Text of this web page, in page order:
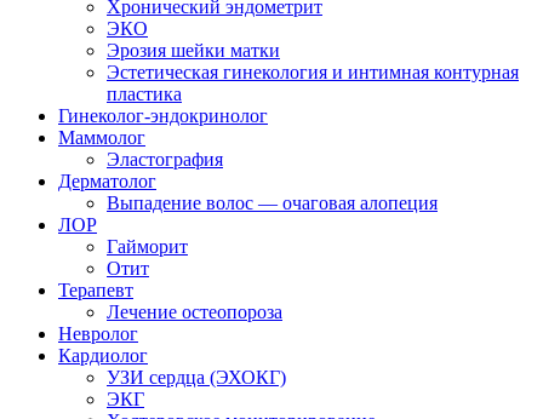
Хронический эндометрит
ЭКО
Эрозия шейки матки
Эстетическая гинекология и интимная контурная
пластика
Гинеколог-эндокринолог
Маммолог
Эластография
Дерматолог
Выпадение волос — очаговая алопеция
ЛОР
Гайморит
Отит
Терапевт
Лечение остеопороза
Невролог
Кардиолог
УЗИ сердца (ЭХОКГ)
ЭКГ